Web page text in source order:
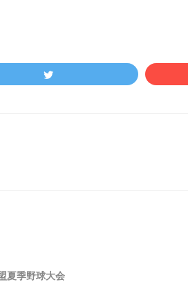
夏季野球大会